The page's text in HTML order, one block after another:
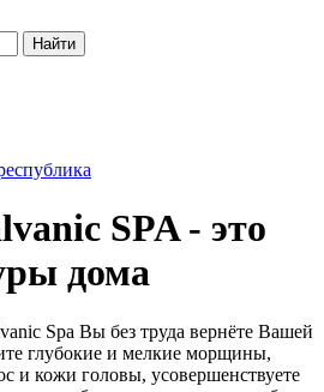
Найти
SPA - это
дома
Spa Вы без труда вернёте Вашей
глубокие и мелкие морщины,
и кожи головы, усовершенствуете